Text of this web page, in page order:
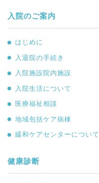
入院のご案内
はじめに
入退院の手続き
入院施設院内施設
入院生活について
医療福祉相談
地域包括ケア病棟
緩和ケアセンターについて
健康診断